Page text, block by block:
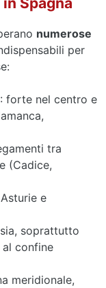
numerose
per
forte nel centro e
tra
(Cadice,
e
soprattutto
confine
meridionale,